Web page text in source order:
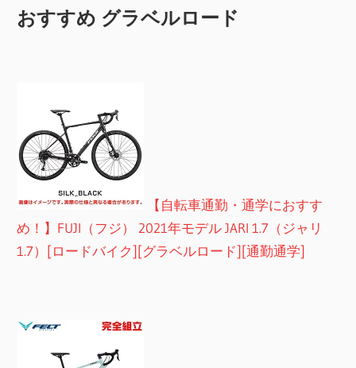
おすすめ グラベルロード
【自転車通勤・通学におすす
め！】FUJI（フジ） 2021年モデル JARI 1.7（ジャリ
1.7）[ロードバイク][グラベルロード][通勤通学]